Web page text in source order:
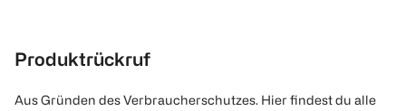
Produktrückruf
Aus Gründen des Verbraucherschutzes. Hier findest du alle